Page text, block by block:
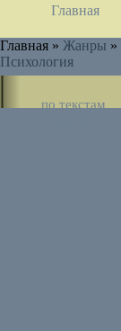
Главная
Главная » Жанры »
Психология
по текстам